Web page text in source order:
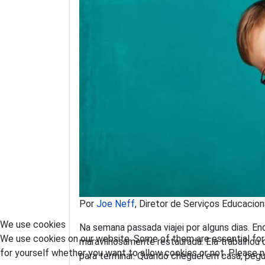
Por Joe Neff, Diretor de Serviços
Na semana passada viajei por alguns dias.
maravilhosamente restaurada. Ela
para terminar. Quando cheguei em casa,
We use cookies
We use cookies on our website. Some of them are essential
for yourself whether you want to allow cookies or not.